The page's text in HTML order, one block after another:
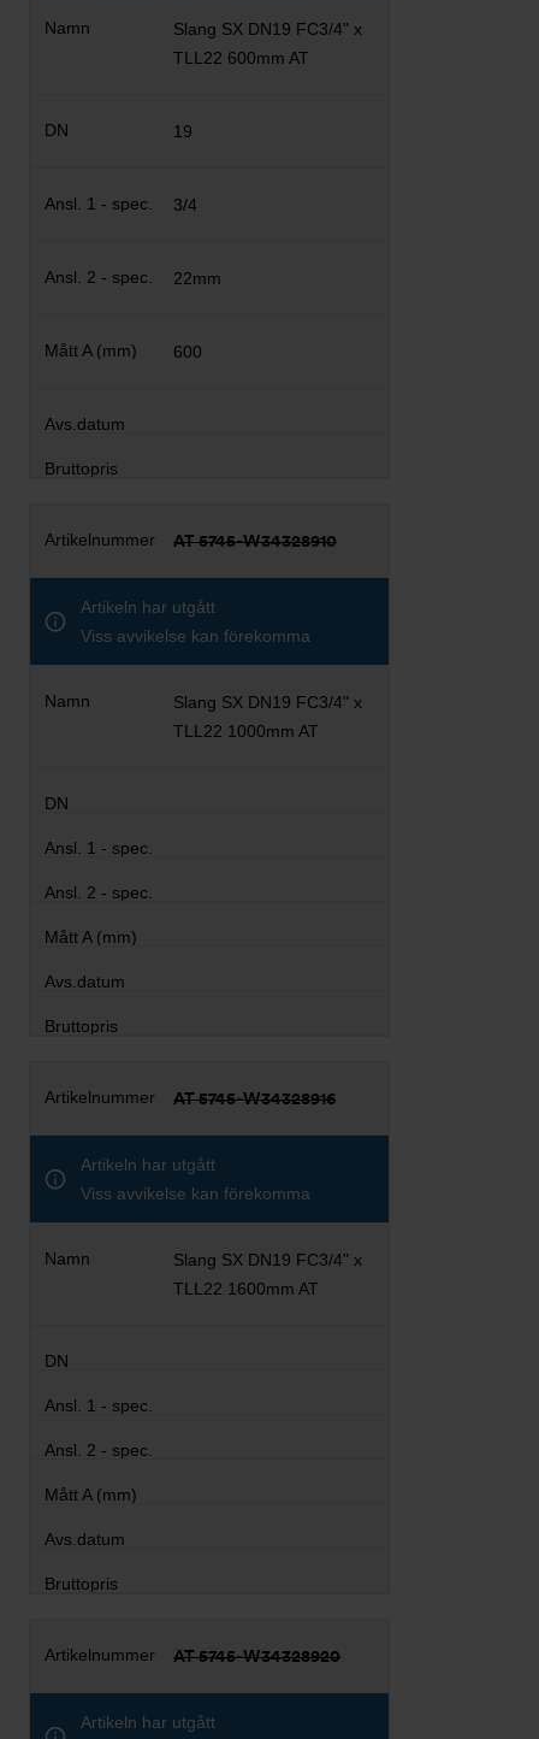
Slang SX DN19 FC3/4" x
TLL22 600mm AT
19
3/4
22mm
600
AT 5745-W34328910
Artikeln har utgått
Viss avvikelse kan förekomma
Slang SX DN19 FC3/4" x
TLL22 1000mm AT
AT 5745-W34328916
Artikeln har utgått
Viss avvikelse kan förekomma
Slang SX DN19 FC3/4" x
TLL22 1600mm AT
AT 5745-W34328920
Artikeln har utgått